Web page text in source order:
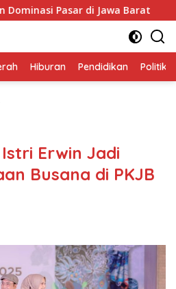
di Jawa Barat
Hiburan Pendidikan Politik
Erwin Jadi
Busana di PKJB